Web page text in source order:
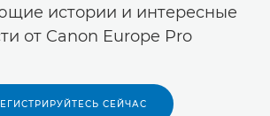
истории и интересные
от Canon Europe Pro
СЕЙЧАС